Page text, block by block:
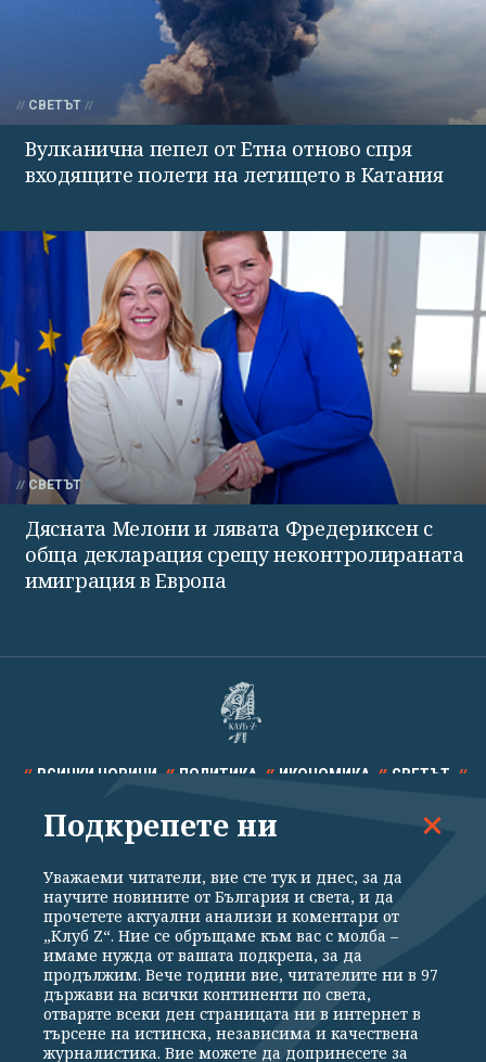
СВЕТЪТ
Вулканична пепел от Етна отново спря
входящите полети на летището в Катания
СВЕТЪТ
Дясната Мелони и лявата Фредериксен с
обща декларация срещу неконтролираната
имиграция в Европа
ВСИЧКИ НОВИНИ ПОЛИТИКА ИКОНОМИКА СВЕТЪТ
СПОРТ КУЛТУРА ТЕХНОЛОГИИ КАЛЕЙДОСКОП
Общи условия
Политика за поверителност
Реклама
Партньори Контакти
За Клуб Z
Екип
Подкрепете ни
Подкрепете ни
Уважаеми читатели, вие сте тук и днес, за да
научите новините от България и света, и да
прочетете актуални анализи и коментари от
„Клуб Z“. Ние се обръщаме към вас с молба –
имаме нужда от вашата подкрепа, за да
продължим. Вече години вие, читателите ни в 97
държави на всички континенти по света,
отваряте всеки ден страницата ни в интернет в
търсене на истинска, независима и качествена
журналистика. Вие можете да допринесете за